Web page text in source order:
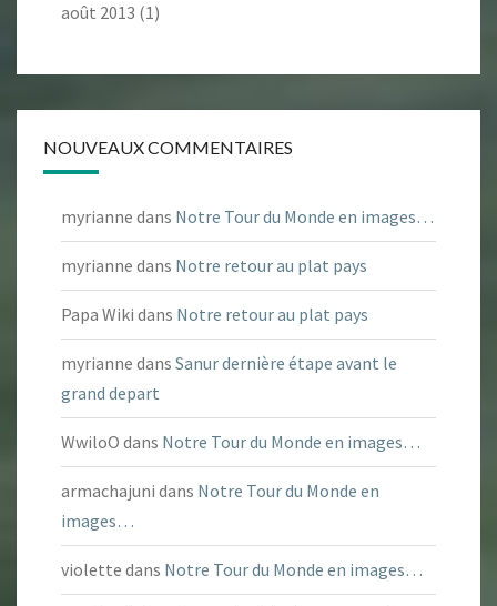
août 2013 (1)
NOUVEAUX COMMENTAIRES
myrianne dans Notre Tour du Monde en images…
myrianne dans Notre retour au plat pays
Papa Wiki dans Notre retour au plat pays
myrianne dans Sanur dernière étape avant le
grand depart
WwiloO dans Notre Tour du Monde en images…
armachajuni dans Notre Tour du Monde en
images…
violette dans Notre Tour du Monde en images…